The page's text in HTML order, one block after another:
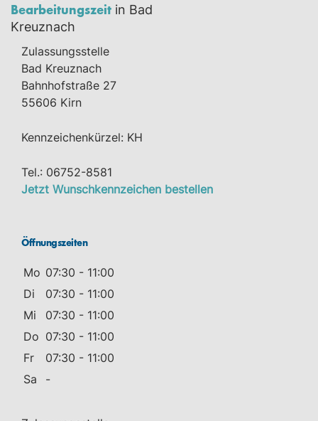
Bearbeitungszeit in Bad
Kreuznach
Zulassungsstelle
Bad Kreuznach
Bahnhofstraße 27
55606 Kirn
Kennzeichenkürzel: KH
Tel.: 06752-8581
Jetzt Wunschkennzeichen bestellen
Öffnungszeiten
Mo 07:30 - 11:00
Di
07:30 - 11:00
Mi
07:30 - 11:00
Do 07:30 - 11:00
Fr
07:30 - 11:00
Sa
-